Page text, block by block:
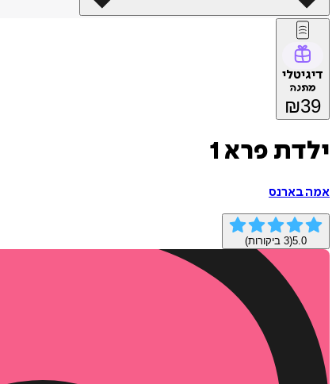
דיגיטלי
מתנה
₪39
ילדת פרא 1
אמה בארנס
5.0
(
3 ביקורות)